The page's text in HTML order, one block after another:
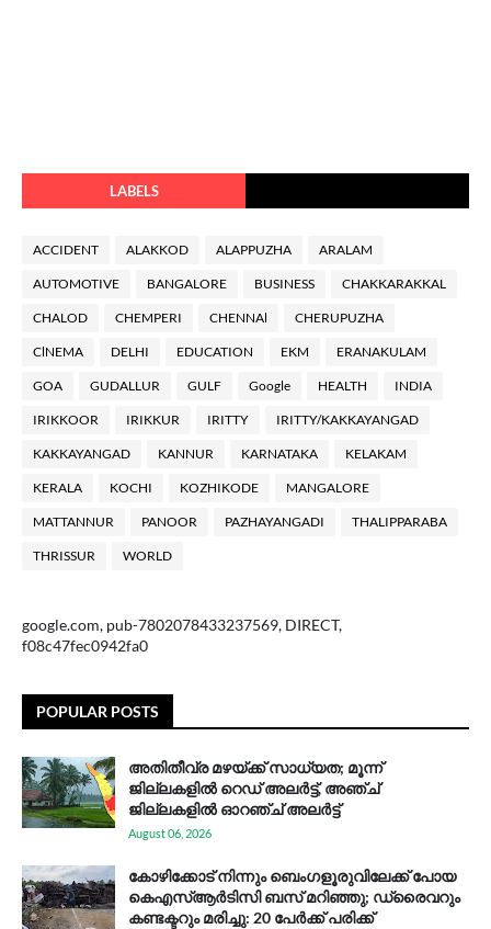
LABELS
ACCIDENT ALAKKOD ALAPPUZHA ARALAM
AUTOMOTIVE BANGALORE BUSINESS CHAKKARAKKAL
CHALOD CHEMPERI CHENNAl CHERUPUZHA
ClNEMA DELHI EDUCATION EKM ERANAKULAM
GOA GUDALLUR GULF Google HEALTH INDIA
IRIKKOOR IRIKKUR IRITTY IRITTY/KAKKAYANGAD
KAKKAYANGAD KANNUR KARNATAKA KELAKAM
KERALA KOCHI KOZHIKODE MANGALORE
MATTANNUR PANOOR PAZHAYANGADI THALIPPARABA
THRISSUR WORLD
google.com, pub-7802078433237569, DIRECT,
f08c47fec0942fa0
POPULAR POSTS
അതിതീവ്ര മഴയ്ക്ക് സാധ്യത; മൂന്ന്
ജില്ലകളിൽ റെഡ് അലർട്ട്, അഞ്ച്
ജില്ലകളിൽ ഓറഞ്ച് അലർട്ട്
August 06, 2026
കോഴിക്കോട് നിന്നും ബെംഗളൂരുവിലേക്ക് പോയ
കെഎസ്ആര്‍ടിസി ബസ് മറിഞ്ഞു; ഡ്രൈവറും
കണ്ടക്ടറും മരിച്ചു: 20 പേര്‍ക്ക് പരിക്ക്